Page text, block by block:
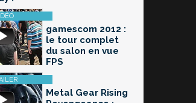
gamescom 2012 :
le tour complet
du salon en vue
FPS
Metal Gear Rising